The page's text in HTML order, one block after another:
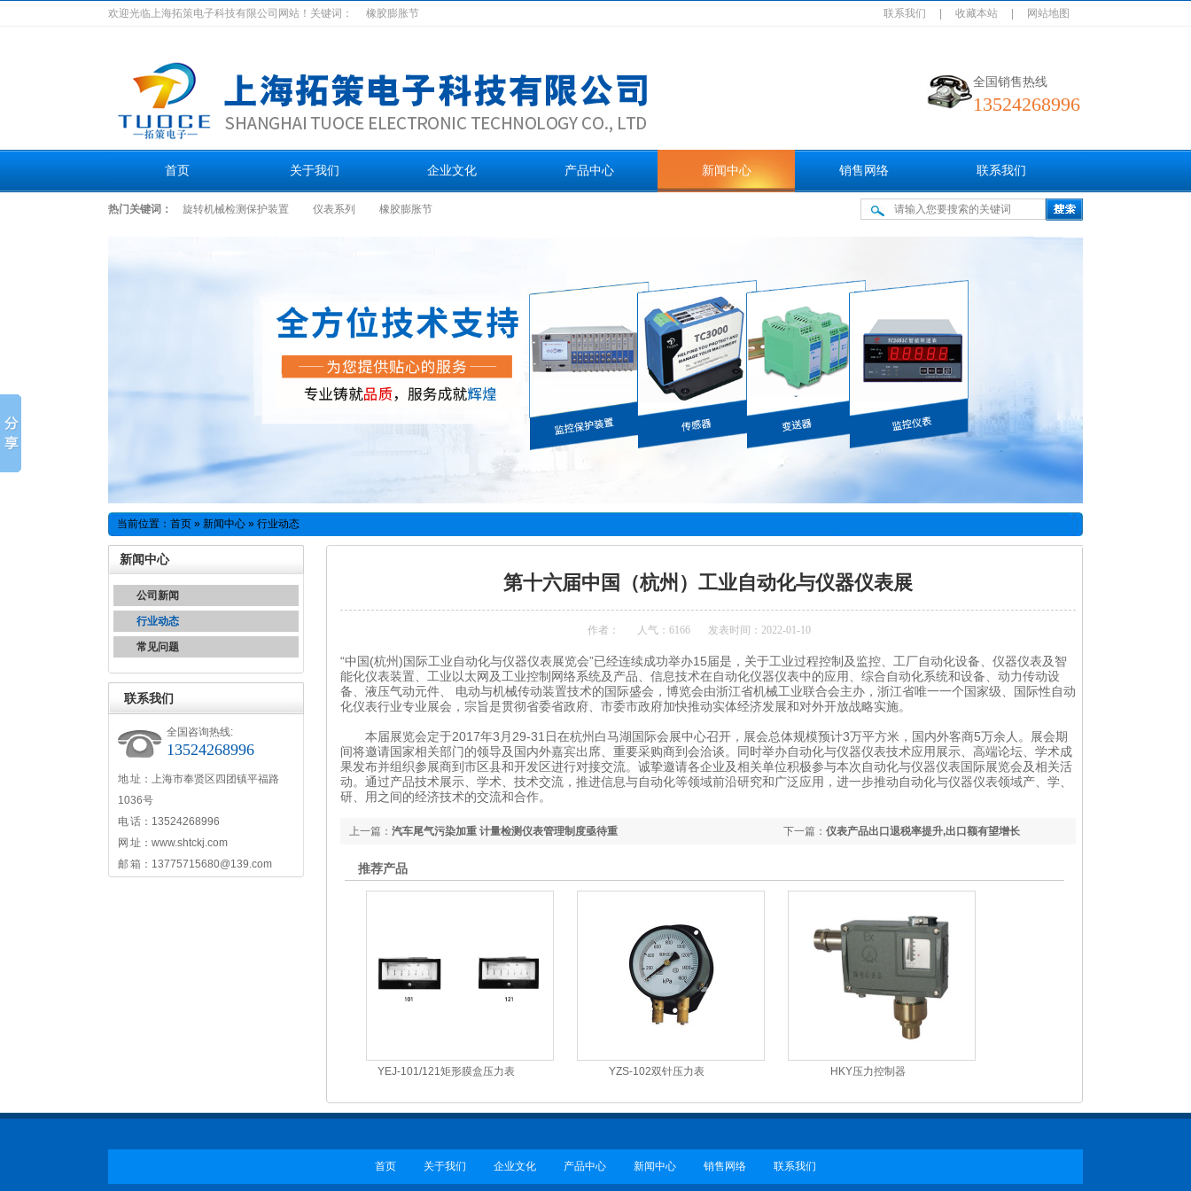
联系我们 收藏本站 网站地图
欢迎光临上海拓策电子科技有限公司网站！关键词： 橡胶膨胀节
全国销售热线
13524268996
首页 关于我们 企业文化 产品中心 新闻中心 销售网络 联系我们
热门关键词： 旋转机械检测保护装置 仪表系列 橡胶膨胀节
当前位置： 首页 » 新闻中心 » 行业动态
新闻中心
公司新闻
行业动态
常见问题
联系我们
全国咨询热线:
13524268996
地 址：上海市奉贤区四团镇平福路
1036号
电 话：13524268996
网 址：www.shtckj.com
邮 箱：13775715680@139.com
第十六届中国（杭州）工业自动化与仪器仪表展
作者： 人气： 6166 发表时间：2022-01-10
“中国(杭州)国际工业自动化与仪器仪表展览会”已经连续成功举办15届是，关于工业过程控制及监控、工厂自动化设备、仪器仪表及智
能化仪表装置、工业以太网及工业控制网络系统及产品、信息技术在自动化仪器仪表中的应用、综合自动化系统和设备、动力传动设
备、液压气动元件、 电动与机械传动装置技术的国际盛会，博览会由浙江省机械工业联合会主办，浙江省唯一一个国家级、国际性自动
化仪表行业专业展会，宗旨是贯彻省委省政府、市委市政府加快推动实体经济发展和对外开放战略实施。
本届展览会定于2017年3月29-31日在杭州白马湖国际会展中心召开，展会总体规模预计3万平方米，国内外客商5万余人。展会期
间将邀请国家相关部门的领导及国内外嘉宾出席、重要采购商到会洽谈。同时举办自动化与仪器仪表技术应用展示、高端论坛、学术成
果发布并组织参展商到市区县和开发区进行对接交流。诚挚邀请各企业及相关单位积极参与本次自动化与仪器仪表国际展览会及相关活
动。通过产品技术展示、学术、技术交流，推进信息与自动化等领域前沿研究和广泛应用，进一步推动自动化与仪器仪表领域产、学、
研、用之间的经济技术的交流和合作。
下一篇： 仪表产品出口退税率提升,出口额有望增长
上一篇： 汽车尾气污染加重 计量检测仪表管理制度亟待重
推荐产品
YEJ-101/121矩形膜盒压力表 YZS-102双针压力表 HKY压力控制器
首页 关于我们 企业文化 产品中心 新闻中心 销售网络 联系我们